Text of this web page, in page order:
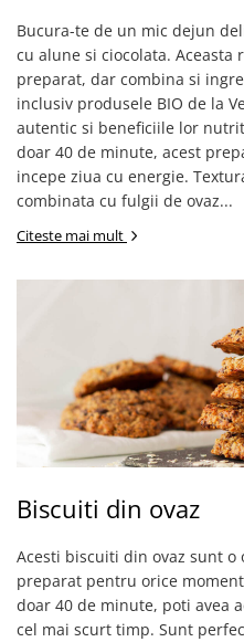
Bucura-te de un mic dejun
cu alune si ciocolata. Aceasta
preparat, dar combina si
inclusiv produsele BIO de la
autentic si beneficiile lor
doar 40 de minute, acest
incepe ziua cu energie.
combinata cu fulgii de ovaz...
Citeste mai mult
Biscuiti din ovaz
Acesti biscuiti din ovaz sunt
preparat pentru orice
doar 40 de minute, poti avea
cel mai scurt timp. Sunt